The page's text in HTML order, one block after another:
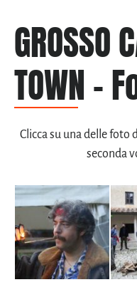
GROSSO
TOWN –
Clicca su una delle foto
seconda